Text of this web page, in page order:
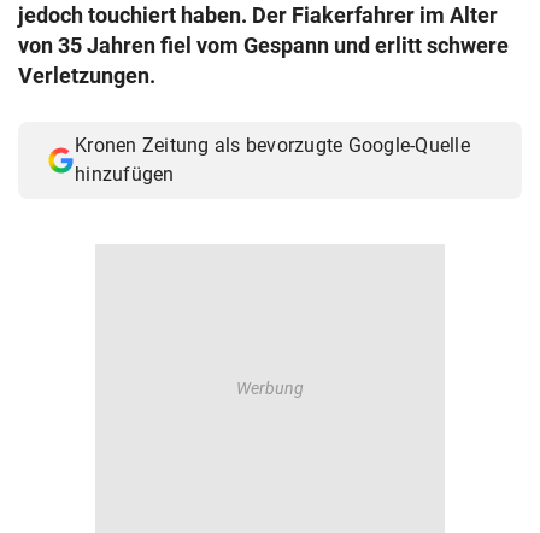
jedoch touchiert haben. Der Fiakerfahrer im Alter
von 35 Jahren fiel vom Gespann und erlitt schwere
Verletzungen.
Kronen Zeitung als bevorzugte Google-Quelle
hinzufügen